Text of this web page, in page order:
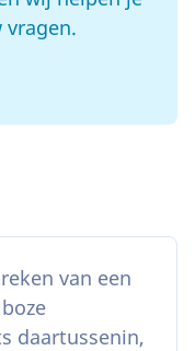
van een
daartussenin,